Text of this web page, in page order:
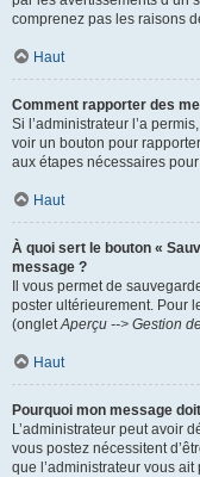
comprenez pas les raisons
Haut
Comment rapporter des
Si l’administrateur l’a
voir un bouton pour
aux étapes nécessaires
Haut
À quoi sert le bouton «
message ?
Il vous permet de
poster ultérieurement. Pour
(ongletAperçu --> Gestion
Haut
Pourquoi mon message
L’administrateur peut avoir
vous postez nécessitent
que l’administrateur vous